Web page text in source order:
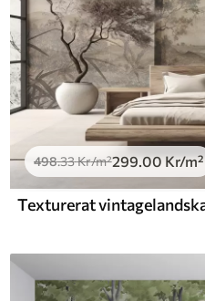
498.33Kr/m²299.00Kr/m²